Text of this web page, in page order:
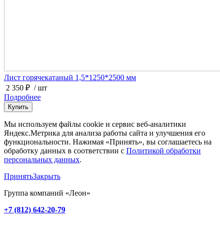
Лист горячекатаный 1,5*1250*2500 мм
2 350 ₽ / шт
Подробнее
Мы используем файлы cookie и сервис веб-аналитики
Яндекс.Метрика для анализа работы сайта и улучшения его
функциональности. Нажимая «Принять», вы соглашаетесь на
обработку данных в соответствии с Политикой обработки
персональных данных.
ПринятьЗакрыть
Группа компаний «Леон»
+7 (812) 642-20-79